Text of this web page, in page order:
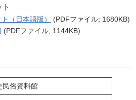
（日本語版）
(PDFファイル; 1680KB)
(PDFファイル; 1144KB)
民俗資料館